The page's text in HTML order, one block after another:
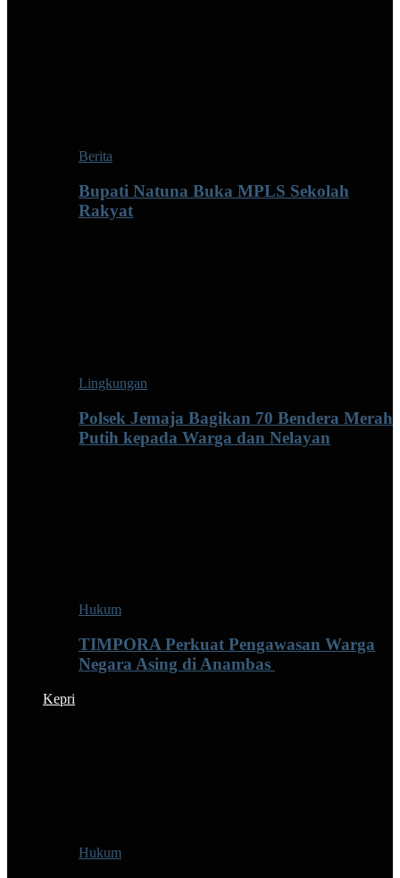
Berita
Bupati Natuna Buka MPLS Sekolah
Rakyat
Lingkungan
Polsek Jemaja Bagikan 70 Bendera Merah
Putih kepada Warga dan Nelayan
Hukum
TIMPORA Perkuat Pengawasan Warga
Negara Asing di Anambas ‎
Kepri
Hukum